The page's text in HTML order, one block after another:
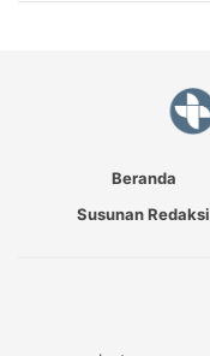
Beranda
Susunan Redaksi